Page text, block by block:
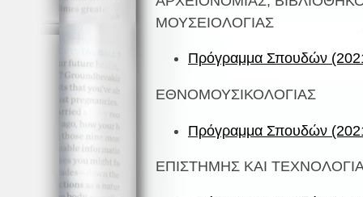
ΜΟΥΣΕΙΟΛΟΓΙΑΣ
Πρόγραμμα Σπουδών
ΕΘΝΟΜΟΥΣΙΚΟΛΟΓΙΑΣ
Πρόγραμμα Σπουδών
ΕΠΙΣΤΗΜΗΣ ΚΑΙ